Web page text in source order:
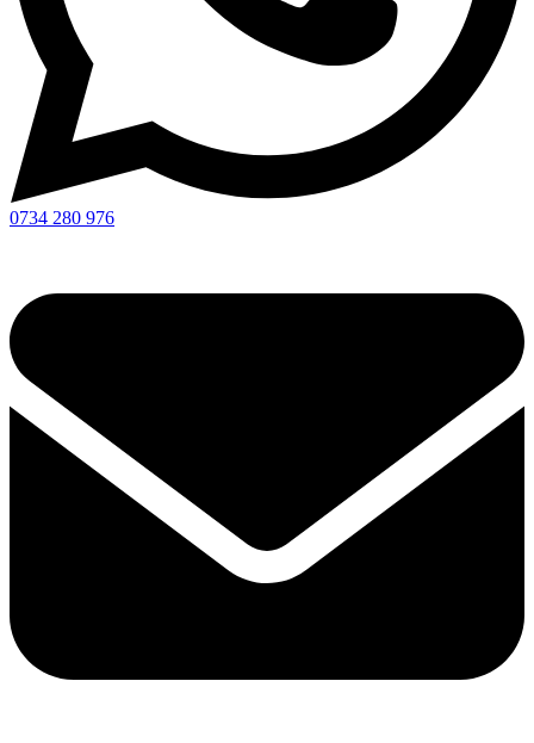
0734 280 976